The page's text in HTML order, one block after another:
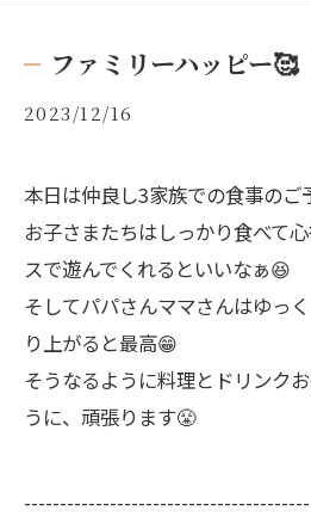
ファミリーハッピー🥰
2023/12/16
本日は仲良し3家族での食事のご
お子さまたちはしっかり食べて
スで遊んでくれるといいなぁ😆
そしてパパさんママさんはゆっ
り上がると最高😁
そうなるように料理とドリンク
うに、頑張ります😤